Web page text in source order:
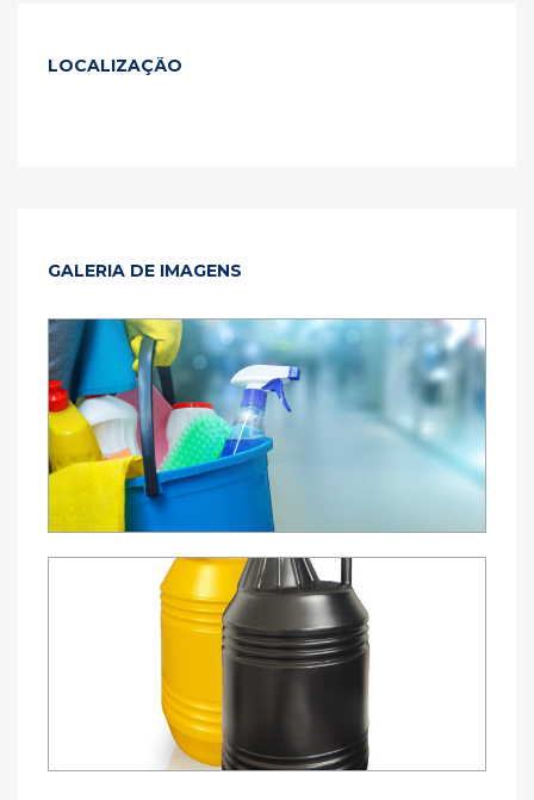
LOCALIZAÇÃO
GALERIA DE IMAGENS